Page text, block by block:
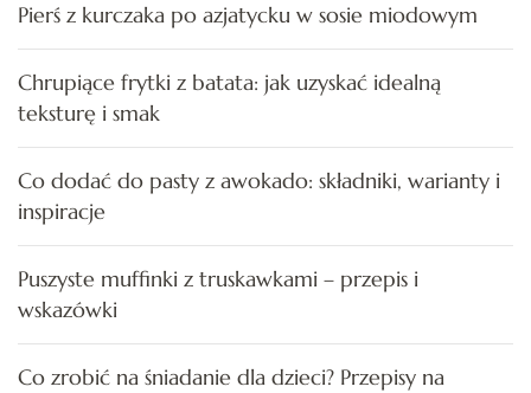
Pierś z kurczaka po azjatycku w sosie miodowym
Chrupiące frytki z batata: jak uzyskać idealną
teksturę i smak
Co dodać do pasty z awokado: składniki, warianty i
inspiracje
Puszyste muffinki z truskawkami – przepis i
wskazówki
Co zrobić na śniadanie dla dzieci? Przepisy na